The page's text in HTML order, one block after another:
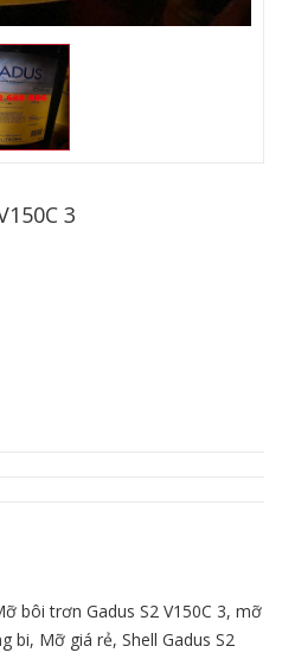
3
bôi trơn Gadus S2 V150C 3, mỡ
bi, Mỡ giá rẻ, Shell Gadus S2